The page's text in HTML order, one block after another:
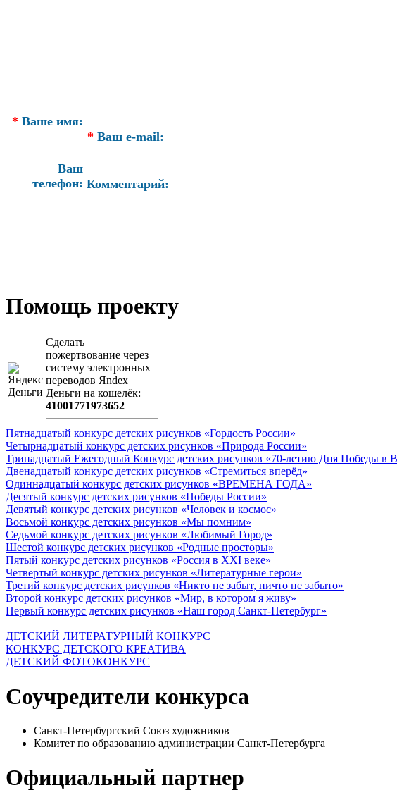
* Ваше имя:
* Ваш e-mail:
Ваш
телефон: Комментарий:
Помощь проекту
Сделать
пожертвование через
систeму элeктронных
пeрeводов Яndex
Деньги на кошeлёк:
41001771973652
Пятнадцатый конкурс детских рисунков «Гордость России»
Четырнадцатый конкурс детских рисунков «Природа России»
Тринадцатый Ежегодный Конкурс детских рисунков «70-летию Дня Победы в
Двенадцатый конкурс детских рисунков «Стремиться вперёд»
Одиннадцатый конкурс детских рисунков «ВРЕМЕНА ГОДА»
Десятый конкурс детских рисунков «Победы России»
Девятый конкурс детских рисунков «Человек и космос»
Восьмой конкурс детских рисунков «Мы помним»
Седьмой конкурс детских рисунков «Любимый Город»
Шестой конкурс детских рисунков «Родные просторы»
Пятый конкурс детских рисунков «Россия в XXI веке»
Четвертый конкурс детских рисунков «Литературные герои»
Третий конкурс детских рисунков «Никто не забыт, ничто не забыто»
Второй конкурс детских рисунков «Мир, в котором я живу»
Первый конкурс детских рисунков «Наш город Санкт-Петербург»
ДЕТСКИЙ ЛИТЕРАТУРНЫЙ КОНКУРС
КОНКУРС ДЕТСКОГО КРЕАТИВА
ДЕТСКИЙ ФОТОКОНКУРС
Соучредители конкурса
Санкт-Петербургский Союз художников
Комитет по образованию администрации Санкт-Петербурга
Официальный партнер